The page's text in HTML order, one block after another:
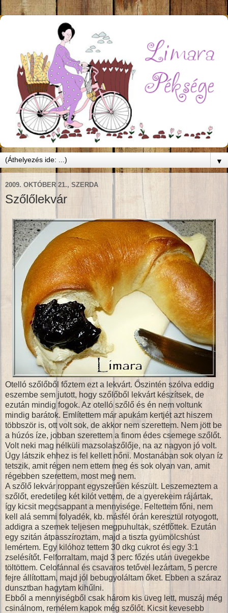
▼
2009. OKTÓBER 21., SZERDA
Szőlőlekvár
Otelló szőlőből főztem ezt a lekvárt. Őszintén szólva eddig
eszembe sem jutott, hogy szőlőből lekvárt készítsek, de
ezután mindig fogok. Az otelló szőlő és én nem voltunk
mindig barátok. Említettem már apukám kertjét azt hiszem
többször is, ott volt sok, de akkor nem szerettem. Nem jött be
a húzós íze, jobban szerettem a finom édes csemege szőlőt.
Volt neki mag nélküli mazsolaszőlője, na az nagyon jó volt.
Úgy látszik ehhez is fel kellett nőni. Mostanában sok olyan íz
tetszik, amit régen nem ettem meg és sok olyan van, amit
régebben szerettem, most meg nem.
A szőlő lekvár roppant egyszerűen készült. Leszemeztem a
szőlőt, eredetileg két kilót vettem, de a gyerekeim rájártak,
így kicsit megcsappant a mennyisége. Feltettem főni, nem
kell alá semmi folyadék, kb. másfél órán keresztül rotyogott,
addigra a szemek teljesen megpuhultak, szétfőttek. Ezután
egy szitán átpasszíroztam, majd a tiszta gyümölcshúst
lemértem. Egy kilóhoz tettem 30 dkg cukrot és egy 3:1
zselésítőt. Felforraltam, majd 3 perc főzés után üvegekbe
töltöttem. Celofánnal és csavaros tetővel lezártam, 5 percre
fejre állítottam, majd jól bebugyoláltam őket. Ebben a száraz
dunsztban hagytam kihűlni.
Ebből a mennyiségből csak három kis üveg lett, muszáj még
csinálnom, remélem kapok még szőlőt. Kicsit kevesebb